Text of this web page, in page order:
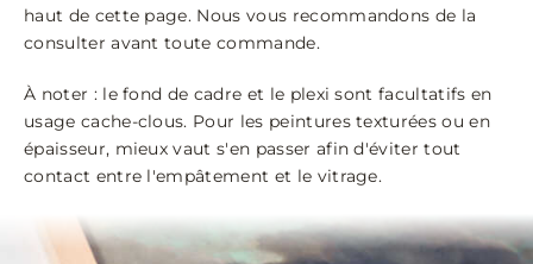
haut de cette page. Nous vous recommandons de la
consulter avant toute commande.
À noter : le fond de cadre et le plexi sont facultatifs en
usage cache-clous. Pour les peintures texturées ou en
épaisseur, mieux vaut s'en passer afin d'éviter tout
contact entre l'empâtement et le vitrage.